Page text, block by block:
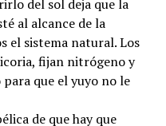
del sol deja que la
al alcance de la
el sistema natural. Los
fijan nitrógeno y
que el yuyo no le
de que hay que